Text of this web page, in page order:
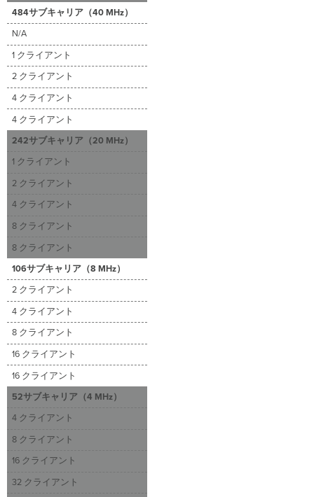
484サブキャリア（40 MHz）
N/A
1 クライアント
2 クライアント
4 クライアント
4 クライアント
242サブキャリア（20 MHz）
1 クライアント
2 クライアント
4 クライアント
8 クライアント
8 クライアント
106サブキャリア（8 MHz）
2 クライアント
4 クライアント
8 クライアント
16 クライアント
16 クライアント
52サブキャリア（4 MHz）
4 クライアント
8 クライアント
16 クライアント
32 クライアント